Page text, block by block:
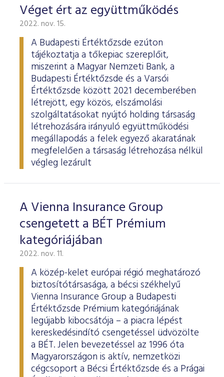
Véget ért az együttműködés
2022. nov. 15.
A Budapesti Értéktőzsde ezúton
tájékoztatja a tőkepiac szereplőit,
miszerint a Magyar Nemzeti Bank, a
Budapesti Értéktőzsde és a Varsói
Értéktőzsde között 2021 decemberében
létrejött, egy közös, elszámolási
szolgáltatásokat nyújtó holding társaság
létrehozására irányuló együttműködési
megállapodás a felek egyező akaratának
megfelelően a társaság létrehozása nélkül
végleg lezárult
A Vienna Insurance Group
csengetett a BÉT Prémium
kategóriájában
2022. nov. 11.
A közép-kelet európai régió meghatározó
biztosítótársasága, a bécsi székhelyű
Vienna Insurance Group a Budapesti
Értéktőzsde Prémium kategóriájának
legújabb kibocsátója – a piacra lépést
kereskedésindító csengetéssel üdvözölte
a BÉT. Jelen bevezetéssel az 1996 óta
Magyarországon is aktív, nemzetközi
cégcsoport a Bécsi Értéktőzsde és a Prágai